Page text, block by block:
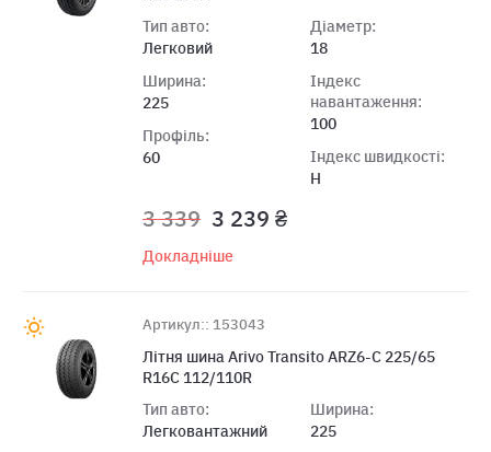
Тип авто:
Легковий
Ширина:
225
Профіль:
60
Діаметр:
18
Індекс
навантаження:
100
Індекс швидкості:
H
3 339 3 239 ₴
Докладніше
Артикул:: 153043
Лiтня шина Arivo Transito ARZ6-C 225/65
R16C 112/110R
Тип авто:
Легковантажний
Ширина:
225